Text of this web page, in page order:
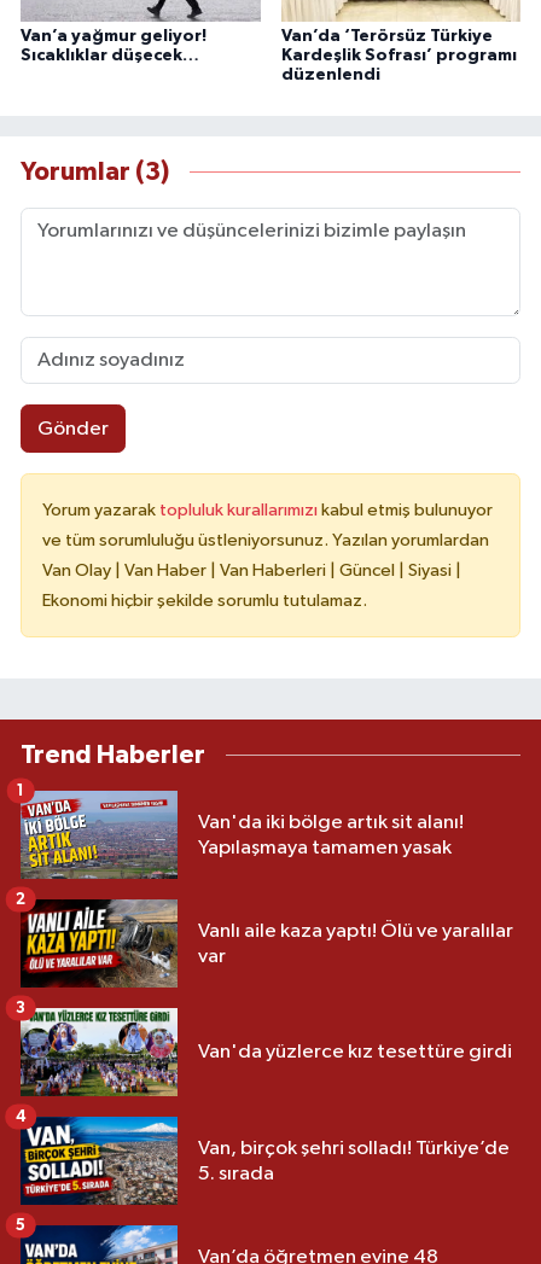
Van’a yağmur geliyor!
Sıcaklıklar düşecek…
Van’da ‘Terörsüz Türkiye
Kardeşlik Sofrası’ programı
düzenlendi
Yorumlar (3)
Gönder
Yorum yazarak topluluk kurallarımızı kabul etmiş bulunuyor
ve tüm sorumluluğu üstleniyorsunuz. Yazılan yorumlardan
Van Olay | Van Haber | Van Haberleri | Güncel | Siyasi |
Ekonomi hiçbir şekilde sorumlu tutulamaz.
Trend Haberler
Van'da iki bölge artık sit alanı!
Yapılaşmaya tamamen yasak
1
Vanlı aile kaza yaptı! Ölü ve yaralılar
var
2
Van'da yüzlerce kız tesettüre girdi
3
Van, birçok şehri solladı! Türkiye’de
5. sırada
4
Van’da öğretmen evine 48
5